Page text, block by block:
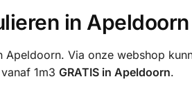
in Apeldoorn
Apeldoorn. Via onze webshop
1m3 GRATIS in Apeldoorn.